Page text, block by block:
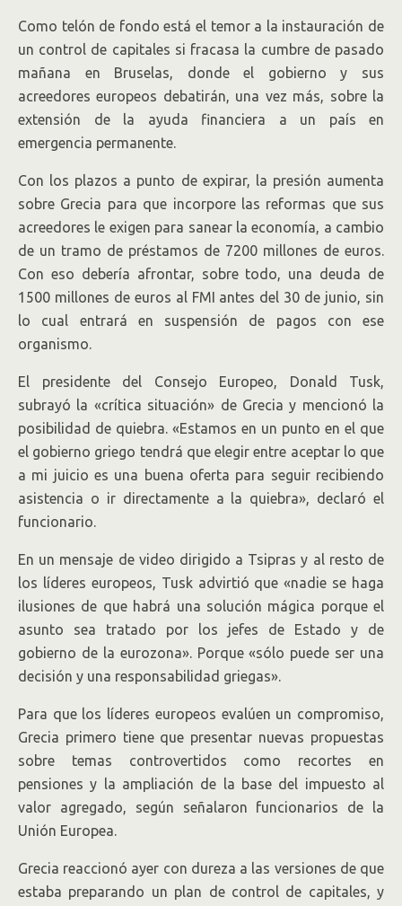
Como telón de fondo está el temor a la instauración de
un control de capitales si fracasa la cumbre de pasado
mañana en Bruselas, donde el gobierno y sus
acreedores europeos debatirán, una vez más, sobre la
extensión de la ayuda financiera a un país en
emergencia permanente.
Con los plazos a punto de expirar, la presión aumenta
sobre Grecia para que incorpore las reformas que sus
acreedores le exigen para sanear la economía, a cambio
de un tramo de préstamos de 7200 millones de euros.
Con eso debería afrontar, sobre todo, una deuda de
1500 millones de euros al FMI antes del 30 de junio, sin
lo cual entrará en suspensión de pagos con ese
organismo.
El presidente del Consejo Europeo, Donald Tusk,
subrayó la «crítica situación» de Grecia y mencionó la
posibilidad de quiebra. «Estamos en un punto en el que
el gobierno griego tendrá que elegir entre aceptar lo que
a mi juicio es una buena oferta para seguir recibiendo
asistencia o ir directamente a la quiebra», declaró el
funcionario.
En un mensaje de video dirigido a Tsipras y al resto de
los líderes europeos, Tusk advirtió que «nadie se haga
ilusiones de que habrá una solución mágica porque el
asunto sea tratado por los jefes de Estado y de
gobierno de la eurozona». Porque «sólo puede ser una
decisión y una responsabilidad griegas».
Para que los líderes europeos evalúen un compromiso,
Grecia primero tiene que presentar nuevas propuestas
sobre temas controvertidos como recortes en
pensiones y la ampliación de la base del impuesto al
valor agregado, según señalaron funcionarios de la
Unión Europea.
Grecia reaccionó ayer con dureza a las versiones de que
estaba preparando un plan de control de capitales, y